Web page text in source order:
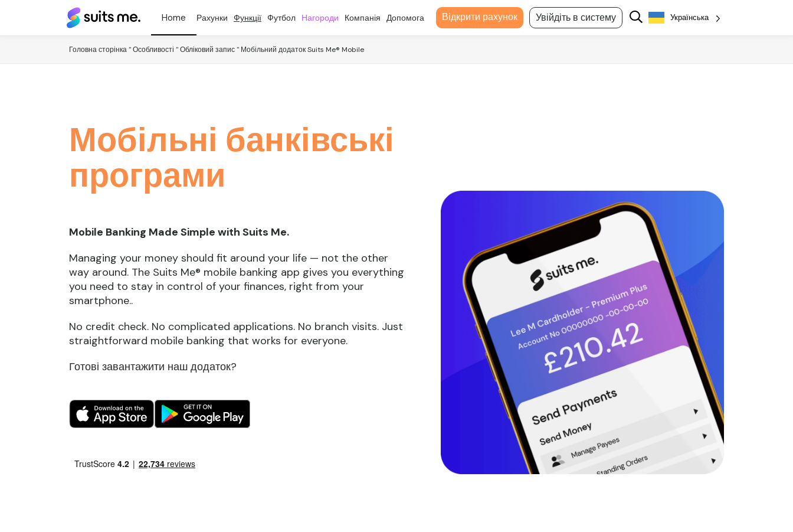
Suits
Me®
(Підходить
мені)
Рахунки Функції Футбол Нагороди Компанія Допомога Відкрити рахунок Увійдіть в систему Українська
Головна сторінка "Особливості "Обліковий запис " Мобільний додаток Suits Me® Mobile
Мобільні банківські
програми
Mobile Banking Made Simple with Suits Me.
Managing your money should fit around your life — not the other
way around. The Suits Me® mobile banking app gives you everything
you need to stay in control of your finances, right from your
smartphone..
No credit check. No complicated applications. No branch visits. Just
straightforward mobile banking that works for everyone.
Готові завантажити наш додаток?